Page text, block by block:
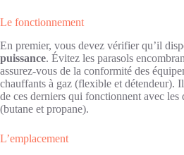
Le fonctionnement
En premier, vous devez vérifier qu’il
puissance. Évitez les parasols
assurez-vous de la conformité des
chauffants à gaz (flexible et détendeur).
de ces derniers qui fonctionnent avec les
(butane et propane).
L’emplacement